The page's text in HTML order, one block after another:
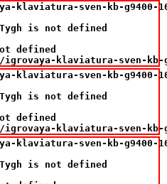
sven-kb-g9400-
is not defined
defined
klaviatura-sven-
sven-kb-g9400-
is not defined
defined
klaviatura-sven-
sven-kb-g9400-
is not defined